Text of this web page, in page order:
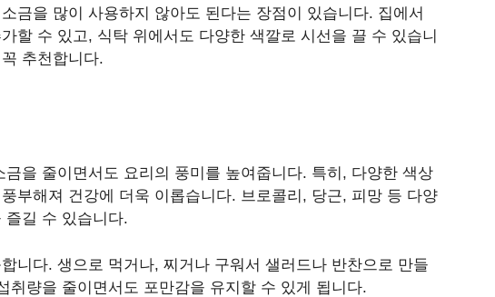
금을 많이 사용하지 않아도 된다는 장점이 있습니다. 집에서
할 수 있고, 식탁 위에서도 다양한 색깔로 시선을 끌 수 있습니
추천합니다.
을 줄이면서도 요리의 풍미를 높여줍니다. 특히, 다양한 색상
부해져 건강에 더욱 이롭습니다. 브로콜리, 당근, 피망 등 다양
즐길 수 있습니다.
니다. 생으로 먹거나, 찌거나 구워서 샐러드나 반찬으로 만들
취량을 줄이면서도 포만감을 유지할 수 있게 됩니다.